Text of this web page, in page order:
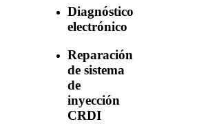
Diagnóstico
electrónico
Reparación
de sistema
de
inyección
CRDI